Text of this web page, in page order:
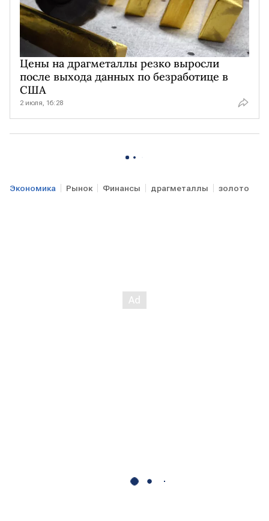
Цены на драгметаллы резко выросли
после выхода данных по безработице в
США
2 июля, 16:28
Экономика Рынок Финансы драгметаллы золото